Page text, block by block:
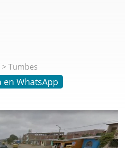
> Tumbes
👋 chatea ahora en WhatsApp